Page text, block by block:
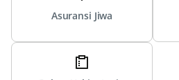
Asuransi Jiwa